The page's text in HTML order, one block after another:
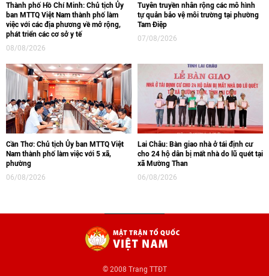
Thành phố Hồ Chí Minh: Chủ tịch Ủy
ban MTTQ Việt Nam thành phố làm
việc với các địa phương về mở rộng,
phát triển các cơ sở y tế
08/08/2026
Tuyên truyền nhân rộng các mô hình
tự quản bảo vệ môi trường tại phường
Tam Điệp
07/08/2026
Cần Thơ: Chủ tịch Ủy ban MTTQ Việt
Nam thành phố làm việc với 5 xã,
phường
06/08/2026
Lai Châu: Bàn giao nhà ở tái định cư
cho 24 hộ dân bị mất nhà do lũ quét tại
xã Mường Than
06/08/2026
© 2008 Trang TTĐT